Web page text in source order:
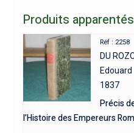
Produits apparentés
Réf : 2258
DU
Edouard
1837
Précis
l’Histoire des Empereurs